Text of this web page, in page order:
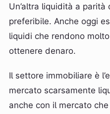
Un’altra liquidità a
preferibile. Anche oggi
liquidi che rendono
ottenere denaro.
Il settore immobiliare è
mercato scarsamente
anche con il mercato